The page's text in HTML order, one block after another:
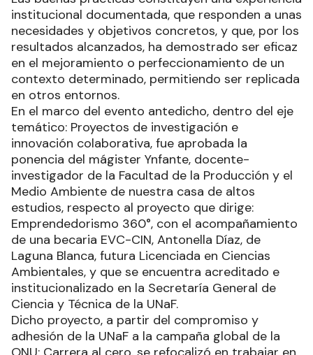
institucional documentada, que responden a unas
necesidades y objetivos concretos, y que, por los
resultados alcanzados, ha demostrado ser eficaz
en el mejoramiento o perfeccionamiento de un
contexto determinado, permitiendo ser replicada
en otros entornos.
En el marco del evento antedicho, dentro del eje
temático: Proyectos de investigación e
innovación colaborativa, fue aprobada la
ponencia del mágister Ynfante, docente-
investigador de la Facultad de la Producción y el
Medio Ambiente de nuestra casa de altos
estudios, respecto al proyecto que dirige:
Emprendedorismo 360°, con el acompañamiento
de una becaria EVC-CIN, Antonella Díaz, de
Laguna Blanca, futura Licenciada en Ciencias
Ambientales, y que se encuentra acreditado e
institucionalizado en la Secretaría General de
Ciencia y Técnica de la UNaF.
Dicho proyecto, a partir del compromiso y
adhesión de la UNaF a la campaña global de la